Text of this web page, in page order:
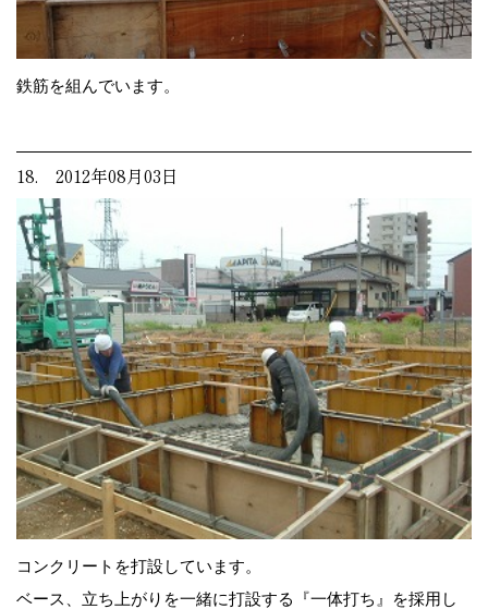
鉄筋を組んでいます。
18. 2012年08月03日
コンクリートを打設しています。
ベース、立ち上がりを一緒に打設する『一体打ち』を採用し